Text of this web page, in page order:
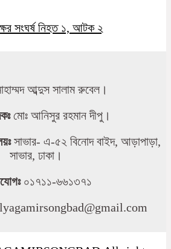
সংঘর্ষ নিহত ১, আটক ২
আব্দুস সালাম রুবেল।
মোঃ আনিসুর রহমান দীপু।
সাভার- এ-৫২ বিনোদ বাইদ, আড়াপাড়া,
সাভার, ঢাকা।
০১৭১১-৬৬১৩৭১